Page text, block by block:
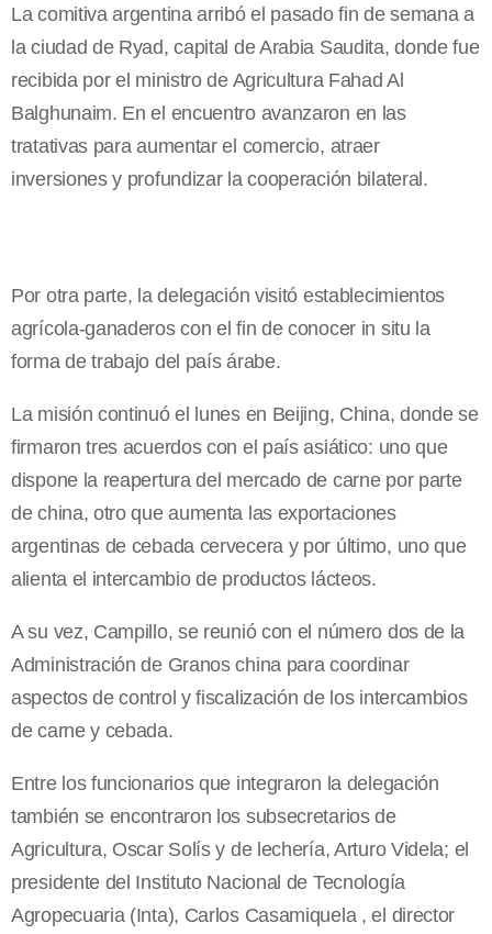
La comitiva argentina arribó el pasado fin de semana a
la ciudad de Ryad, capital de Arabia Saudita, donde fue
recibida por el ministro de Agricultura Fahad Al
Balghunaim. En el encuentro avanzaron en las
tratativas para aumentar el comercio, atraer
inversiones y profundizar la cooperación bilateral.
Por otra parte, la delegación visitó establecimientos
agrícola-ganaderos con el fin de conocer in situ la
forma de trabajo del país árabe.
La misión continuó el lunes en Beijing, China, donde se
firmaron tres acuerdos con el país asiático: uno que
dispone la reapertura del mercado de carne por parte
de china, otro que aumenta las exportaciones
argentinas de cebada cervecera y por último, uno que
alienta el intercambio de productos lácteos.
A su vez, Campillo, se reunió con el número dos de la
Administración de Granos china para coordinar
aspectos de control y fiscalización de los intercambios
de carne y cebada.
Entre los funcionarios que integraron la delegación
también se encontraron los subsecretarios de
Agricultura, Oscar Solís y de lechería, Arturo Videla; el
presidente del Instituto Nacional de Tecnología
Agropecuaria (Inta), Carlos Casamiquela , el director